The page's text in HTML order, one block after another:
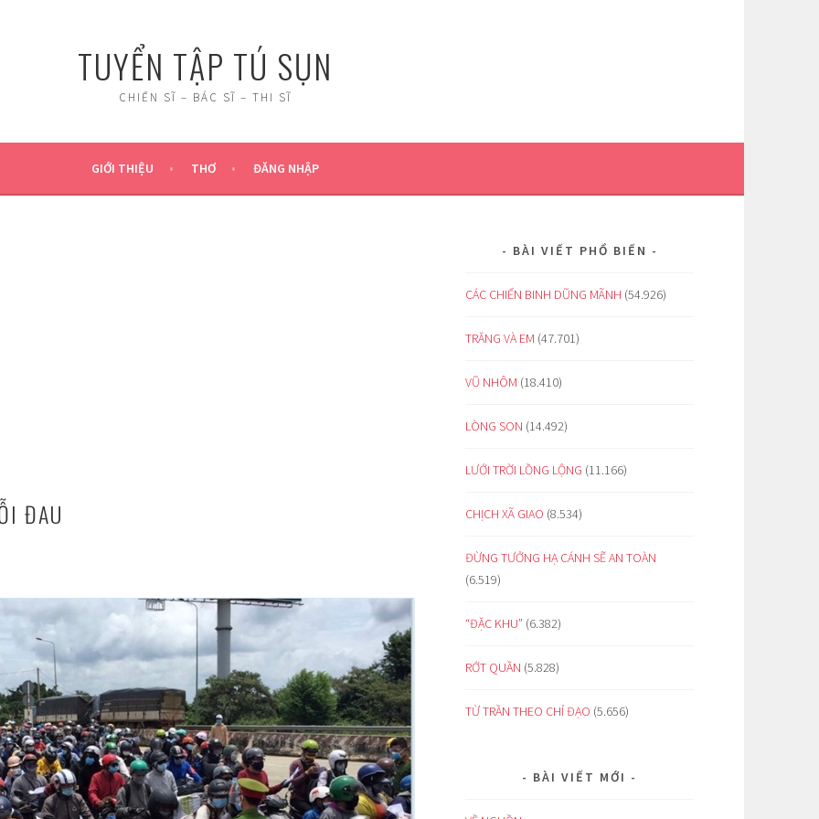
TUYỂN TẬP TÚ SỤN
CHIẾN SĨ – BÁC SĨ – THI SĨ
GIỚI THIỆU THƠ ĐĂNG NHẬP
ĐAU
BÀI VIẾT PHỔ BIẾN
CÁC CHIẾN BINH DŨNG MÃNH (54.926)
TRĂNG VÀ EM (47.701)
VŨ NHÔM (18.410)
LÒNG SON (14.492)
LƯỚI TRỜI LỒNG LỘNG (11.166)
CHỊCH XÃ GIAO (8.534)
ĐỪNG TƯỞNG HẠ CÁNH SẼ AN TOÀN
(6.519)
“ĐẶC KHU” (6.382)
RỚT QUẦN (5.828)
TỪ TRẦN THEO CHỈ ĐẠO (5.656)
BÀI VIẾT MỚI